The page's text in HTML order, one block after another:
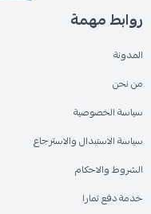
روابط مهمة
المدونة
من نحن
سياسة الخصوصية
سياسة الاستبدال والاسترجاع
الشروط والاحكام
خدمة دفع تمارا